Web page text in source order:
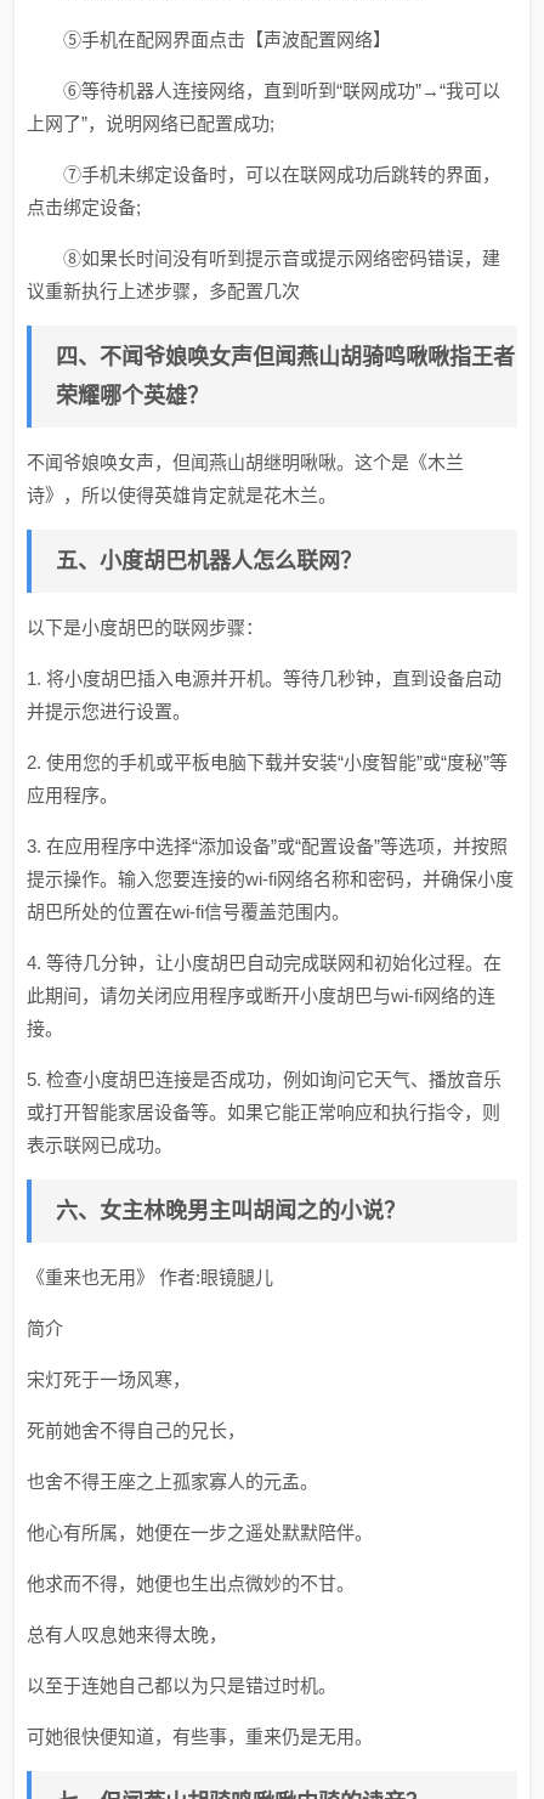
⑤手机在配网界面点击【声波配置网络】
⑥等待机器人连接网络，直到听到“联网成功”→“我可以
上网了”，说明网络已配置成功;
⑦手机未绑定设备时，可以在联网成功后跳转的界面，
点击绑定设备;
⑧如果长时间没有听到提示音或提示网络密码错误，建
议重新执行上述步骤，多配置几次
四、不闻爷娘唤女声但闻燕山胡骑鸣啾啾指王者
荣耀哪个英雄？
不闻爷娘唤女声，但闻燕山胡继明啾啾。这个是《木兰
诗》，所以使得英雄肯定就是花木兰。
五、小度胡巴机器人怎么联网？
以下是小度胡巴的联网步骤：
1. 将小度胡巴插入电源并开机。等待几秒钟，直到设备启动
并提示您进行设置。
2. 使用您的手机或平板电脑下载并安装“小度智能”或“度秘”等
应用程序。
3. 在应用程序中选择“添加设备”或“配置设备”等选项，并按照
提示操作。输入您要连接的wi-fi网络名称和密码，并确保小度
胡巴所处的位置在wi-fi信号覆盖范围内。
4. 等待几分钟，让小度胡巴自动完成联网和初始化过程。在
此期间，请勿关闭应用程序或断开小度胡巴与wi-fi网络的连
接。
5. 检查小度胡巴连接是否成功，例如询问它天气、播放音乐
或打开智能家居设备等。如果它能正常响应和执行指令，则
表示联网已成功。
六、女主林晚男主叫胡闻之的小说？
《重来也无用》 作者:眼镜腿儿
简介
宋灯死于一场风寒，
死前她舍不得自己的兄长，
也舍不得王座之上孤家寡人的元孟。
他心有所属，她便在一步之遥处默默陪伴。
他求而不得，她便也生出点微妙的不甘。
总有人叹息她来得太晚，
以至于连她自己都以为只是错过时机。
可她很快便知道，有些事，重来仍是无用。